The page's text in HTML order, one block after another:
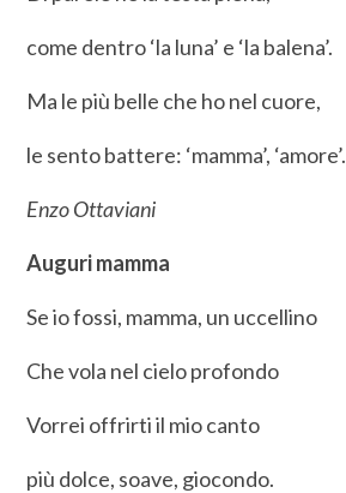
come dentro ‘la luna’ e ‘la balena’.
Ma le più belle che ho nel cuore,
le sento battere: ‘mamma’, ‘amore’.
Enzo Ottaviani
Auguri mamma
Se io fossi, mamma, un uccellino
Che vola nel cielo profondo
Vorrei offrirti il mio canto
più dolce, soave, giocondo.